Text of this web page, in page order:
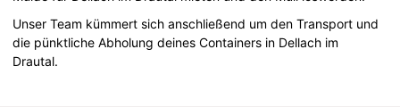
Unser Team kümmert sich anschließend um den Transport und
die pünktliche Abholung deines Containers in Dellach im
Drautal.